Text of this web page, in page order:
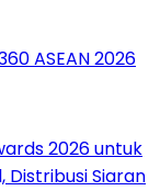
ASEAN 2026
2026 untuk
Distribusi Siaran